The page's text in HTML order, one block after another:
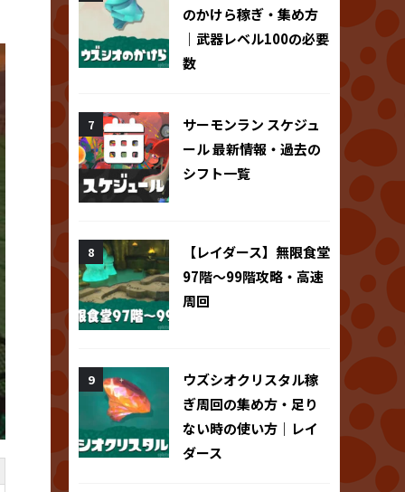
のかけら稼ぎ・集め方
｜武器レベル100の必要
数
サーモンラン スケジュ
ール 最新情報・過去の
シフト一覧
【レイダース】無限食堂
97階～99階攻略・高速
周回
ウズシオクリスタル稼
ぎ周回の集め方・足り
ない時の使い方｜レイ
ダース